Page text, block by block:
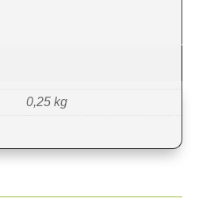
0,25 kg